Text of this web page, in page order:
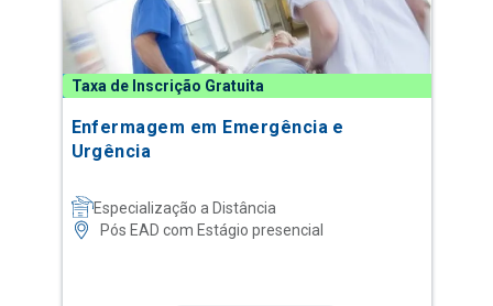
Taxa de Inscrição Gratuita
Enfermagem em Emergência e
Urgência
Especialização a Distância
Pós EAD com Estágio presencial